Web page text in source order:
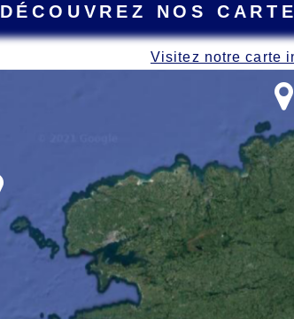
DÉCOUVREZ NOS
Visitez notre carte
des épaves durant la